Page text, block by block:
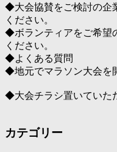
◆大会協賛をご検討の企
ください。
◆ボランティアをご希望
ください。
◆よくある質問
◆地元でマラソン大会を
◆大会チラシ置いていた
カテゴリー